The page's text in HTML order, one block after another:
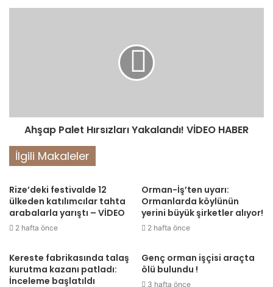
Ahşap Palet Hırsızları Yakalandı! VİDEO HABER
İlgili Makaleler
Rize’deki festivalde 12
ülkeden katılımcılar tahta
arabalarla yarıştı – VİDEO
2 hafta önce
Orman-İş’ten uyarı:
Ormanlarda köylünün
yerini büyük şirketler alıyor!
2 hafta önce
Kereste fabrikasında talaş
kurutma kazanı patladı:
İnceleme başlatıldı
Genç orman işçisi araçta
ölü bulundu !
3 hafta önce